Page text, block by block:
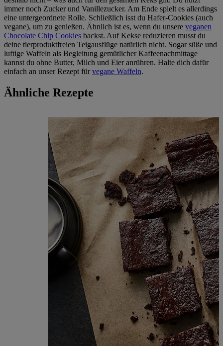
immer noch Zucker und Vanillezucker. Am Ende spielt es allerdings
eine untergeordnete Rolle. Schließlich isst du Hafer-Cookies (auch
vegane), um zu genießen. Ähnlich ist es, wenn du unsere veganen
Chocolate Chip Cookies backst. Auf Kekse reduzieren musst du
deine tierproduktfreien Teigausflüge natürlich nicht. Sogar süße und
luftige Waffeln als Begleitung gemütlicher Kaffeenachmittage
kannst du ohne Butter, Milch und Eier anrühren. Halte dich dafür
einfach an unser Rezept fürvegane Waffeln.
Ähnliche Rezepte